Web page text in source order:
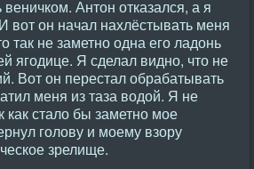
Антон отказался, а я
вот он начал нахлёстывать меня
так не заметно одна его ладонь
ягодице. Я сделал видно, что не
Вот он перестал обрабатывать
меня из таза водой. Я не
как стало бы заметно мое
голову и моему взору
зрелище.